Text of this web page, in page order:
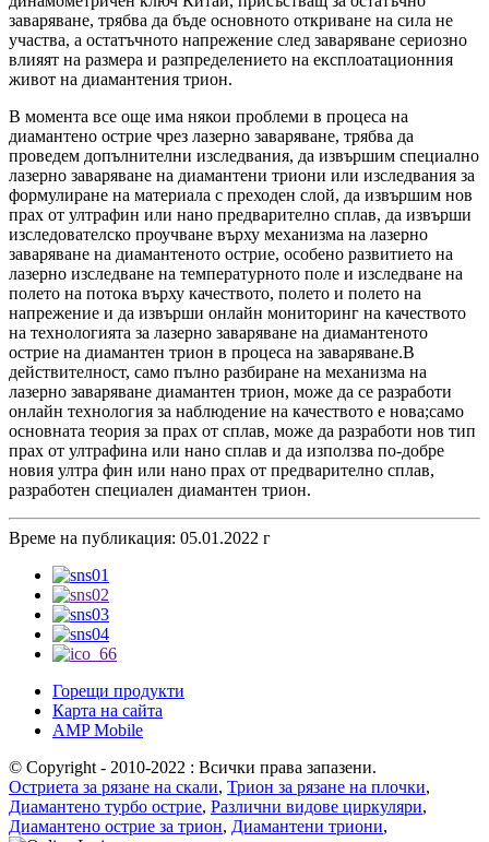
заваряване, трябва да бъде основното откриване на сила не
участва, а остатъчното напрежение след заваряване сериозно
влияят на размера и разпределението на експлоатационния
живот на диамантения трион.
В момента все още има някои проблеми в процеса на
диамантено острие чрез лазерно заваряване, трябва да
проведем допълнителни изследвания, да извършим специално
лазерно заваряване на диамантени триони или изследвания за
формулиране на материала с преходен слой, да извършим нов
прах от ултрафин или нано предварително сплав, да извърши
изследователско проучване върху механизма на лазерно
заваряване на диамантеното острие, особено развитието на
лазерно изследване на температурното поле и изследване на
полето на потока върху качеството, полето и полето на
напрежение и да извърши онлайн мониторинг на качеството
на технологията за лазерно заваряване на диамантеното
острие на диамантен трион в процеса на заваряване.В
действителност, само пълно разбиране на механизма на
лазерно заваряване диамантен трион, може да се разработи
онлайн технология за наблюдение на качеството е нова;само
основната теория за прах от сплав, може да разработи нов тип
прах от ултрафина или нано сплав и да използва по-добре
новия ултра фин или нано прах от предварително сплав,
разработен специален диамантен трион.
Време на публикация: 05.01.2022 г
Горещи продукти
Карта на сайта
AMP Mobile
© Copyright - 2010-2022 : Всички права запазени.
Остриета за рязане на скали, Трион за рязане на плочки,
Диамантено турбо острие, Различни видове циркуляри,
Диамантено острие за трион, Диамантени триони,